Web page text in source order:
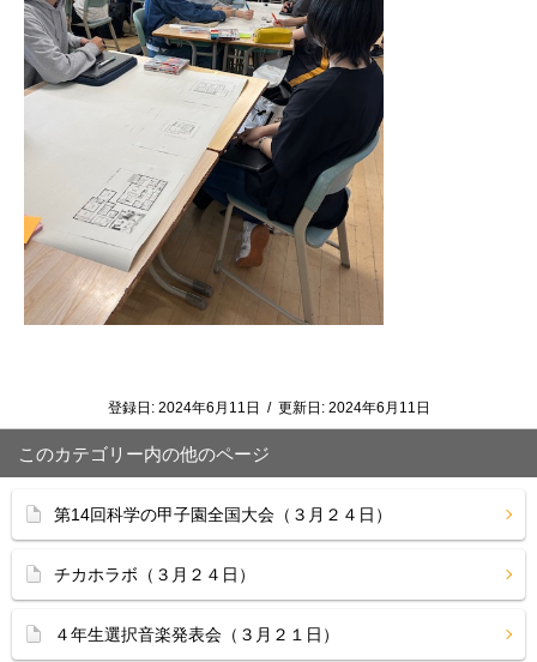
登録日: 2024年6月11日 / 更新日: 2024年6月11日
このカテゴリー内の他のページ
第14回科学の甲子園全国大会（３月２４日）
チカホラボ（３月２４日）
４年生選択音楽発表会（３月２１日）